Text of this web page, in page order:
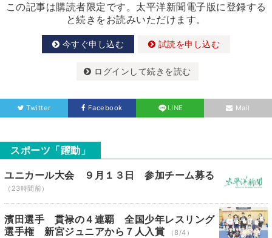
この記事は購読者限定です。太平洋新聞電子版に登録する
と続きをお読みいただけます。
今すぐ申し込む 試読を申し込む
ログインして続きを読む
Twitter Facebook LINE Mail
スポーツ「躍動」
ユニカール大会 ９月１３日 参加チーム募る
（23時間前）
濱田選手 貫禄の４連覇 全国少年レスリング
選手権 新宮ジュニアから７人入賞
（8/4）